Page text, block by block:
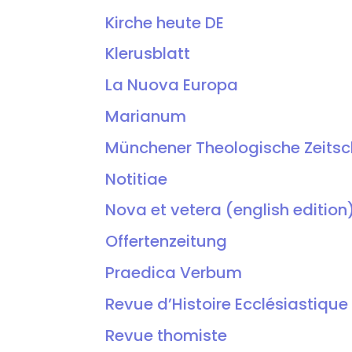
Kirche heute DE
Klerusblatt
La Nuova Europa
Marianum
Münchener Theologische
Notitiae
Nova et vetera (english
Offertenzeitung
Praedica Verbum
Revue d’Histoire Ecclésiastique
Revue thomiste